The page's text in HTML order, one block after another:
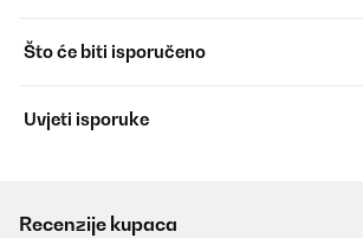
Što će biti isporučeno
Uvjeti isporuke
Recenzije kupaca